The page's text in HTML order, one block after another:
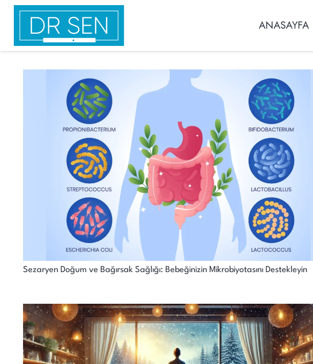
ANASAYFA
Sezaryen Doğum ve Bağırsak Sağlığı: Bebeğinizin Mikrobiyotasını Destekleyin